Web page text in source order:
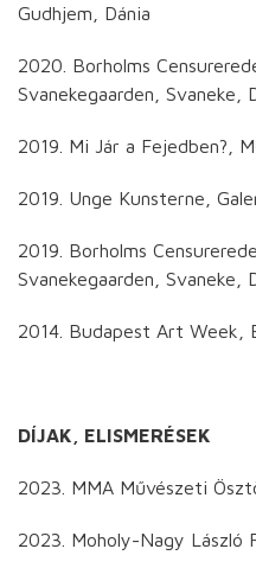
Gudhjem, Dánia
2020. Borholms
Svanekegaarden, Svaneke,
2019. Mi Jár a Fejedben?,
2019. Unge Kunsterne,
2019. Borholms
Svanekegaarden, Svaneke,
2014. Budapest Art Week,
DÍJAK, ELISMERÉSEK
2023. MMA Művészeti
2023. Moholy-Nagy László